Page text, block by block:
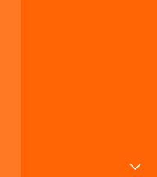
e servizi